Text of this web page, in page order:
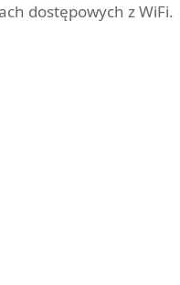
dostępowych z WiFi.